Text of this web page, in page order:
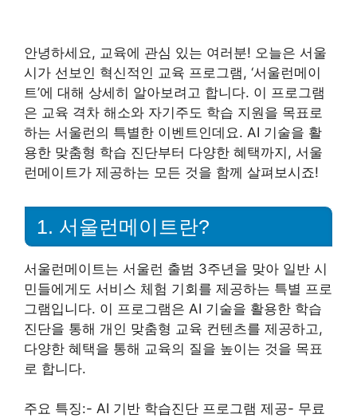
안녕하세요, 교육에 관심 있는 여러분! 오늘은 서울
시가 선보인 혁신적인 교육 프로그램, ‘서울런메이
트’에 대해 상세히 알아보려고 합니다. 이 프로그램
은 교육 격차 해소와 자기주도 학습 지원을 목표로
하는 서울런의 특별한 이벤트인데요. AI 기술을 활
용한 맞춤형 학습 진단부터 다양한 혜택까지, 서울
런메이트가 제공하는 모든 것을 함께 살펴보시죠!
1. 서울런메이트란?
서울런메이트는 서울런 출범 3주년을 맞아 일반 시
민들에게도 서비스 체험 기회를 제공하는 특별 프로
그램입니다. 이 프로그램은 AI 기술을 활용한 학습
진단을 통해 개인 맞춤형 교육 컨텐츠를 제공하고,
다양한 혜택을 통해 교육의 질을 높이는 것을 목표
로 합니다.
주요 특징:- AI 기반 학습진단 프로그램 제공- 무료